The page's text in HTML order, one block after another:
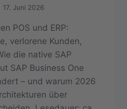
17. Juni 2026
POS und ERP:
verlorene Kunden,
die native SAP
SAP Business One
– und warum 2026
über